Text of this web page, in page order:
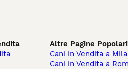
Altre Pagine Popolari
Cani in Vendita a
Cani in Vendita a